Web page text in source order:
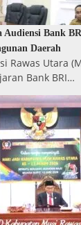
Bank
Daerah
Rawas Utara
Bank BRI…